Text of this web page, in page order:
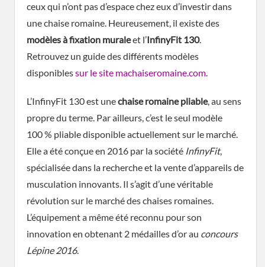
ceux qui n’ont pas d’espace chez eux d’investir dans
une chaise romaine. Heureusement, il existe des
modèles à fixation muraleet l’InfinyFit 130.
Retrouvez un guide des différents modèles
disponiblessur le site machaiseromaine.com.
L’InfinyFit 130 est unechaise romaine pliable, au sens
propre du terme. Par ailleurs, c’est le seul modèle
100 % pliable disponible actuellement sur le marché.
Elle a été conçue en 2016 par la société InfinyFit,
spécialisée dans la recherche et la vente d’appareils de
musculation innovants. Il s’agit d’une véritable
révolution sur le marché des chaises romaines.
L’équipement a même été reconnu pour son
innovation en obtenant 2 médailles d’or au concours
Lépine 2016.